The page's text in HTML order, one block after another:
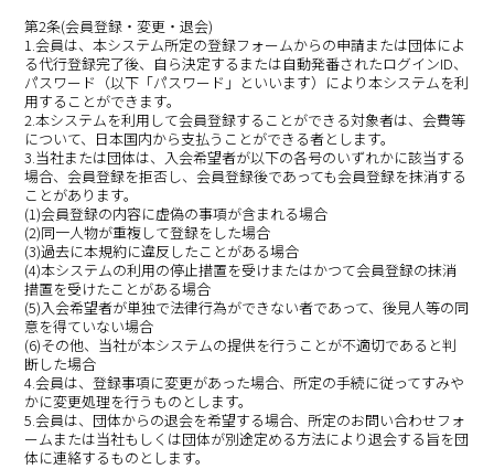
第2条(会員登録・変更・退会)
1.会員は、本システム所定の登録フォームからの申請または団体によ
る代行登録完了後、自ら決定するまたは自動発番されたログインID、
パスワード（以下「パスワード」といいます）により本システムを利
用することができます。
2.本システムを利用して会員登録することができる対象者は、会費等
について、日本国内から支払うことができる者とします。
3.当社または団体は、入会希望者が以下の各号のいずれかに該当する
場合、会員登録を拒否し、会員登録後であっても会員登録を抹消する
ことがあります。
(1)会員登録の内容に虚偽の事項が含まれる場合
(2)同一人物が重複して登録をした場合
(3)過去に本規約に違反したことがある場合
(4)本システムの利用の停止措置を受けまたはかつて会員登録の抹消
措置を受けたことがある場合
(5)入会希望者が単独で法律行為ができない者であって、後見人等の同
意を得ていない場合
(6)その他、当社が本システムの提供を行うことが不適切であると判
断した場合
4.会員は、登録事項に変更があった場合、所定の手続に従ってすみや
かに変更処理を行うものとします。
5.会員は、団体からの退会を希望する場合、所定のお問い合わせフォ
ームまたは当社もしくは団体が別途定める方法により退会する旨を団
体に連絡するものとします。